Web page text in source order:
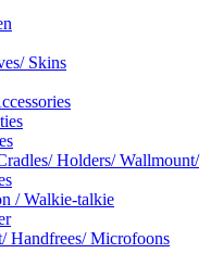
Skins
Holders/ Wallmount/
/ Walkie-talkie
Handfrees/ Microfoons